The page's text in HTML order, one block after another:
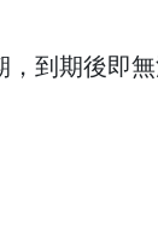
到期後即無